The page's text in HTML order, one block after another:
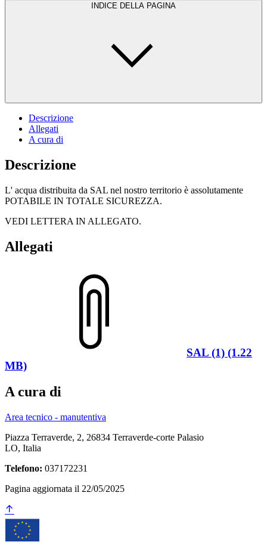
INDICE DELLA PAGINA
Descrizione
Allegati
A cura di
Descrizione
L' acqua distribuita da SAL nel nostro territorio è assolutamente
POTABILE IN TOTALE SICUREZZA.
VEDI LETTERA IN ALLEGATO.
Allegati
SAL (1) (1.22
MB)
A cura di
Area tecnico - manutentiva
Piazza Terraverde, 2, 26834 Terraverde-corte Palasio
LO, Italia
Telefono: 037172231
Pagina aggiornata il 22/05/2025